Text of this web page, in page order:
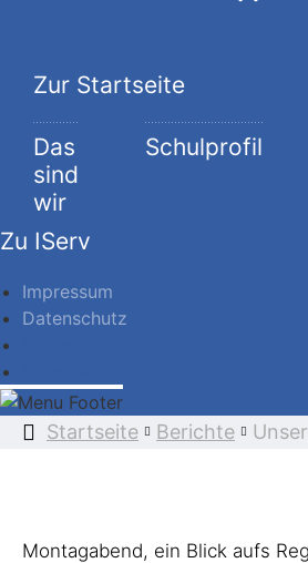
Zur Startseite
Das
sind
wir
Schulprofil
Zu IServ
Impressum
Datenschutz
Startseite Berichte
Montagabend, ein Blick aufs